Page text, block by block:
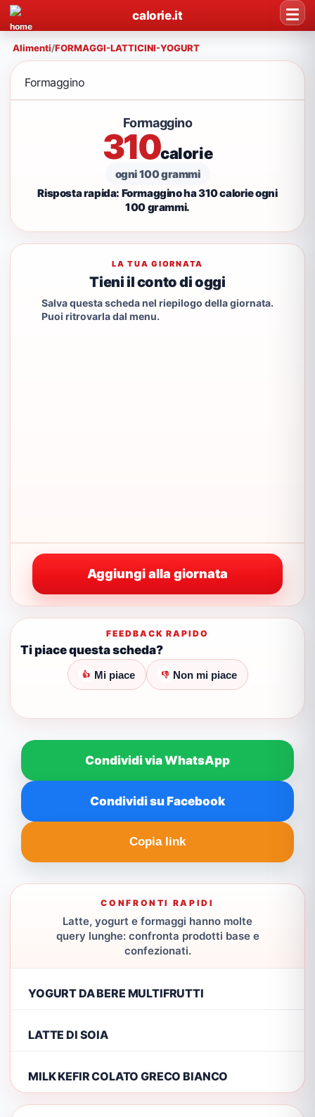
calorie.it
Alimenti/FORMAGGI-LATTICINI-YOGURT
Formaggino
Formaggino
310calorie
ogni 100 grammi
Risposta rapida: Formaggino ha 310 calorie ogni
100 grammi.
LA TUA GIORNATA
Tieni il conto di oggi
Salva questa scheda nel riepilogo della giornata.
Puoi ritrovarla dal menu.
Aggiungi alla giornata
FEEDBACK RAPIDO
Ti piace questa scheda?
👍 Mi piace 👎 Non mi piace
Condividi via WhatsApp
Condividi su Facebook
Copia link
CONFRONTI RAPIDI
Latte, yogurt e formaggi hanno molte
query lunghe: confronta prodotti base e
confezionati.
YOGURT DA BERE MULTIFRUTTI
LATTE DI SOIA
MILK KEFIR COLATO GRECO BIANCO